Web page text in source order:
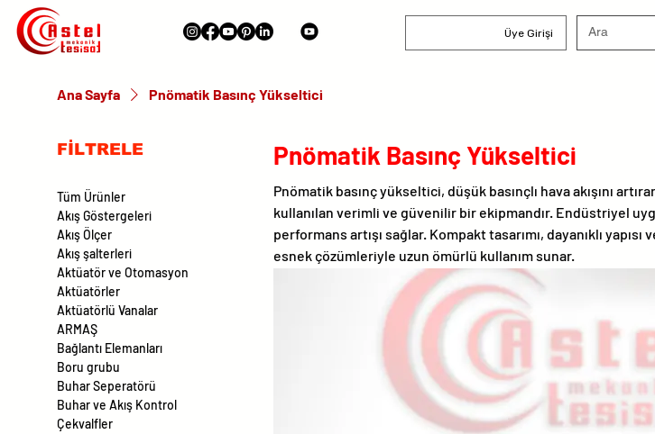
Üye Girişi
Ana Sayfa Pnömatik Basınç Yükseltici
FİLTRELE
Tüm Ürünler
Akış Göstergeleri
Akış Ölçer
Akış şalterleri
Aktüatör ve Otomasyon
Aktüatörler
Aktüatörlü Vanalar
ARMAŞ
Bağlantı Elemanları
Boru grubu
Buhar Seperatörü
Buhar ve Akış Kontrol
Çekvalfler
Pnömatik Basınç Yükseltici
Pnömatik basınç yükseltici, düşük basınçlı hava akışını
kullanılan verimli ve güvenilir bir ekipmandır. Endüstriyel
performans artışı sağlar. Kompakt tasarımı, dayanıklı
esnek çözümleriyle uzun ömürlü kullanım sunar.